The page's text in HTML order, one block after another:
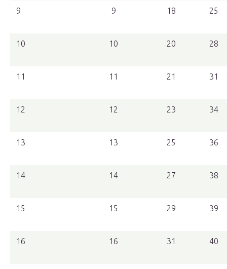
9 9 18 25
10 10 20 28
11 11 21 31
12 12 23 34
13 13 25 36
14 14 27 38
15 15 29 39
16 16 31 40